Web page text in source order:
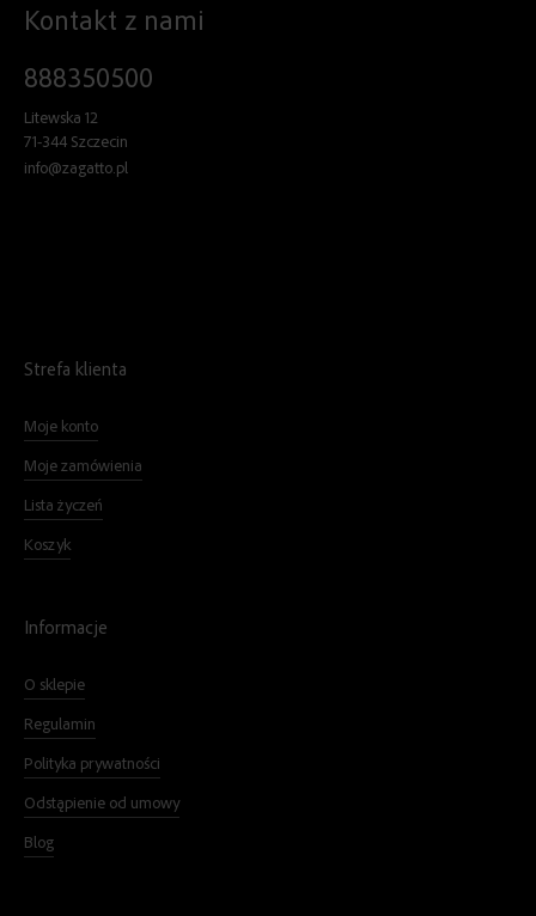
Kontakt z nami
888350500
Litewska 12
71-344 Szczecin
info@zagatto.pl
Strefa klienta
Moje konto
Moje zamówienia
Lista życzeń
Koszyk
Informacje
O sklepie
Regulamin
Polityka prywatności
Odstąpienie od umowy
Blog